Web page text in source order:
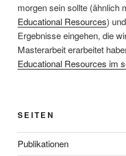
morgen sein sollte (ähnlich
Educational Resources)
Ergebnisse eingehen, die
Masterarbeit erarbeitet
Educational Resources im
SEITEN
Publikationen